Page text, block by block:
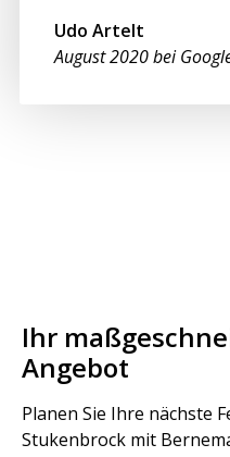
Udo Artelt
August 2020 bei
Ihr
Angebot
Planen Sie Ihre nächste
Stukenbrock mit